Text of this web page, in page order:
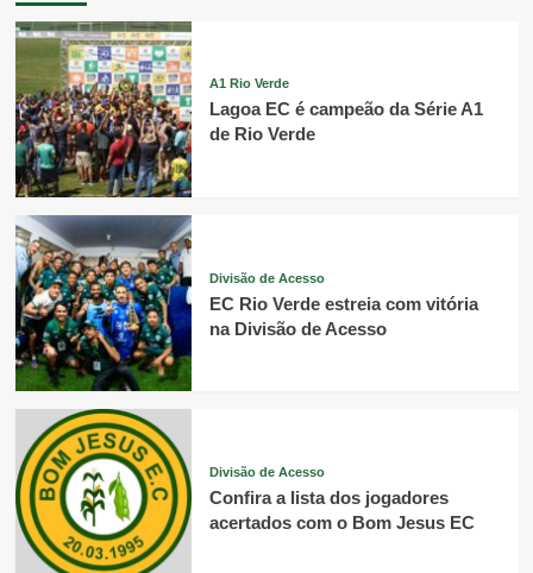
A1 Rio Verde
Lagoa EC é campeão da Série A1
de Rio Verde
Divisão de Acesso
EC Rio Verde estreia com vitória
na Divisão de Acesso
Divisão de Acesso
Confira a lista dos jogadores
acertados com o Bom Jesus EC